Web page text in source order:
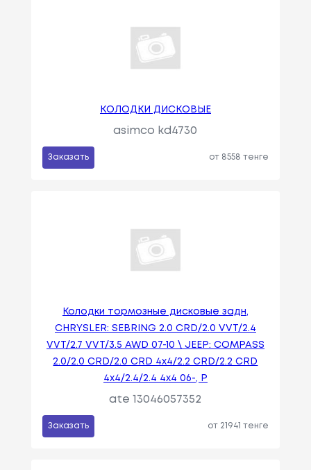
КОЛОДКИ ДИСКОВЫЕ
asimco kd4730
Заказать от 8558 тенге
Колодки тормозные дисковые задн,
CHRYSLER: SEBRING 2.0 CRD/2.0 VVT/2.4
VVT/2.7 VVT/3.5 AWD 07-10 \ JEEP: COMPASS
2.0/2.0 CRD/2.0 CRD 4x4/2.2 CRD/2.2 CRD
4x4/2.4/2.4 4x4 06-, P
ate 13046057352
Заказать от 21941 тенге